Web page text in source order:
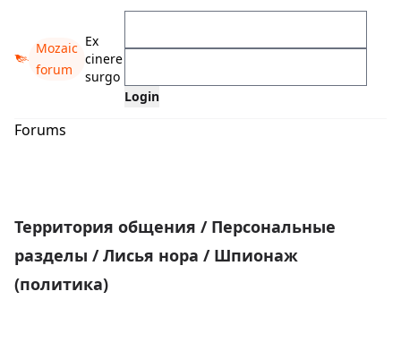
Mozaic
forum
Ex
cinere
surgo
Forums
Территория общения / Персональные
разделы /Лисья нора / Шпионаж
(политика)